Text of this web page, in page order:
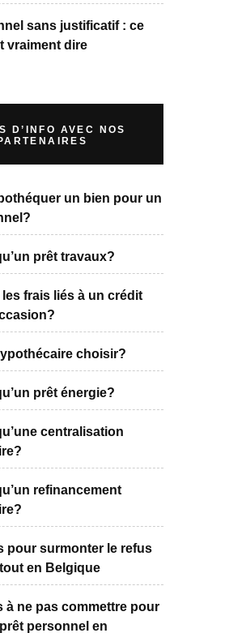
sans justificatif : ce
vraiment dire
D’INFO AVEC NOS
un bien pour un
prêt travaux?
frais liés à un crédit
choisir?
prêt énergie?
centralisation
refinancement
pour surmonter le refus
en Belgique
à ne pas commettre pour
personnel en